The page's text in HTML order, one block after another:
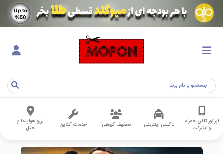
اپراتور تلفن همراه
و اینترنت
تاکسی اینترنتی تخفیف گروهی خدمات آنلاین
رزرو هواپیما و
هتل